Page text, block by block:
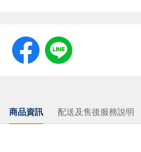
商品資訊 配送及售後服務說明